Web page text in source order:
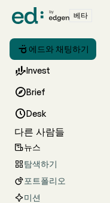
베타
 에드와 채팅하기
Invest
Brief
Desk
다른 사람들
뉴스
탐색하기
포트폴리오
미션